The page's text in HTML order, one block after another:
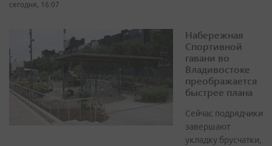
сегодня, 16:07
Набережная
Спортивной
гавани во
Владивостоке
преображается
быстрее плана
Сейчас подрядчики
завершают
укладку брусчатки,